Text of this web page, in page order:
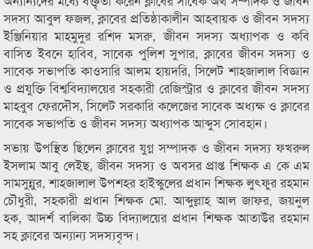
সদস্য আবুল ফজল, ক্লাবের প্রতিষ্ঠাকালীন আহবায়ক ও জীবন সদস্য
ইঞ্জিনিয়ার মাহমুদুর রশিদ মসরু, জীবন সদস্য অধ্যাপক ও কবি
বাসিত ইবনে হাবিব, সাবেক পুলিশ সুপার, ক্লাবের জীবন সদস্য ও
সাবেক সভাপতি কাওসারি আলম হায়দরি, সিলেট শাহজালাল বিজ্ঞান
ও প্রযুক্তি বিশ্ববিদ্যালয়ের সহকারী রেজিস্ট্রার ও ক্লাবের জীবন সদস্য
মাহবুব ফেরদৌস, সিলেট সরকারি কলেজের সাবেক অধ্যক্ষ ও ক্লাবের
সাবেক সভাপতি ও জীবন সদস্য অধ্যাপক আব্দুস সোবহান।
সভায় উপস্থিত ছিলেন ক্লাবের যুগ্ন সম্পাদক ও জীবন সদস্য ফখরুল
ইসলাম আবু লেইছ, জীবন সদস্য ও অবসর প্রাপ্ত শিক্ষক এ কে এম
সামসুন্নুর, শাহজালাল উপশহর হাইস্কুলের প্রধান শিক্ষক লুৎফুর রহমান
চৌধুরী, সহকারী প্রধান শিক্ষক মো. আব্দুল্লাহ আল জাফর, জয়নুল
হক, আদর্শ বালিকা উচ্চ বিদ্যালয়ের প্রধান শিক্ষক আতাউর রহমান
সহ ক্লাবের অন্যান্য সদস্যবৃন্দ।